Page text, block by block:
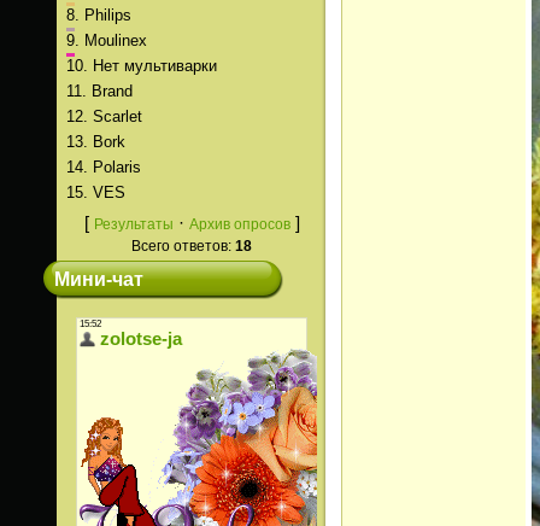
8.
Philips
9.
Moulinex
10.
Нет мультиварки
11.
Brand
12. Scarlet
13.
Bork
14.
Polaris
15. VES
[ Результаты · Архив опросов]
Всего ответов: 18
Мини-чат